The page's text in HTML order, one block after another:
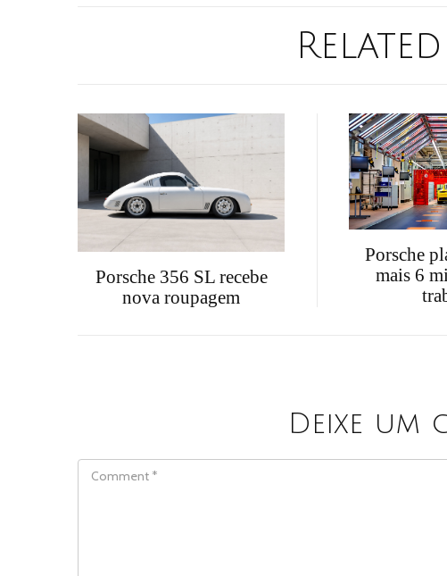
Porsche 356 SL recebe
nova roupagem
Porsche
mais 6
Deixe um